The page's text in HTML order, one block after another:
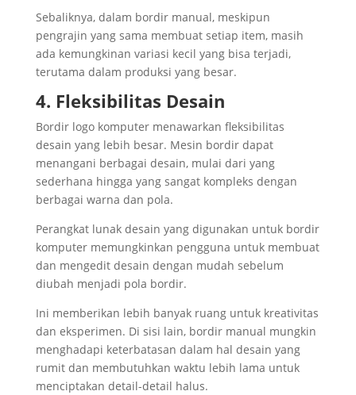
Sebaliknya, dalam bordir manual, meskipun
pengrajin yang sama membuat setiap item, masih
ada kemungkinan variasi kecil yang bisa terjadi,
terutama dalam produksi yang besar.
4. Fleksibilitas Desain
Bordir logo komputer menawarkan fleksibilitas
desain yang lebih besar. Mesin bordir dapat
menangani berbagai desain, mulai dari yang
sederhana hingga yang sangat kompleks dengan
berbagai warna dan pola.
Perangkat lunak desain yang digunakan untuk bordir
komputer memungkinkan pengguna untuk membuat
dan mengedit desain dengan mudah sebelum
diubah menjadi pola bordir.
Ini memberikan lebih banyak ruang untuk kreativitas
dan eksperimen. Di sisi lain, bordir manual mungkin
menghadapi keterbatasan dalam hal desain yang
rumit dan membutuhkan waktu lebih lama untuk
menciptakan detail-detail halus.